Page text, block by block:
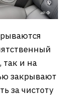
и на
закрывают
за чистоту